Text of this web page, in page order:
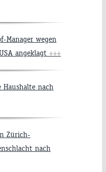
Manager wegen
angeklagt +++
Haushalte nach
Zürich-
nach